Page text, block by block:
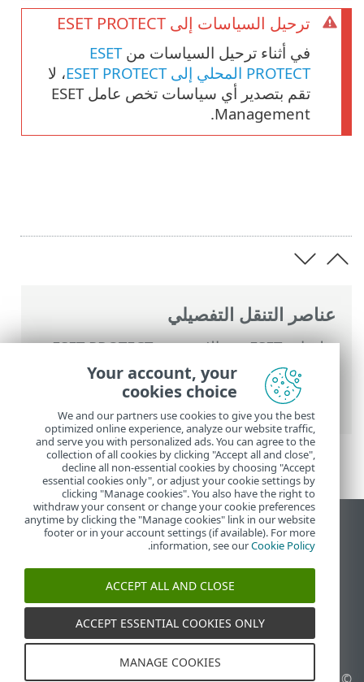
عناصر التنقل التفصيلي
تعليمات ESET عبر الإنترنت >
ESET PROTECT
>
استخدام ‎ESET PROTECT
>القائمة الرئيسية
ESET PROTECT
>التكوين>الإعداد المتقدم
إدارة النُهج
ترحيل السياسات إلى ESET PROTECT
في أثناء ترحيل السياسات منESET
PROTECT المحلي إلى ESET PROTECT
، لا
تقم بتصدير أي سياسات تخص عامل ESET
Management.
عرض موقع سطح المكتب
End of Life
قاعدة معارف ESET
ESET Status Portal
الدعم الإقليمي
Your account, your
cookies choice
We and our partners use cookies to give you the best
optimized online experience, analyze our website traffic,
and serve you with personalized ads. You can agree to the
collection of all cookies by clicking "Accept all and close",
decline all non-essential cookies by choosing "Accept
essential cookies only", or adjust your cookie settings by
clicking "Manage cookies". You also have the right to
withdraw your consent or change your cookie preferences
anytime by clicking the "Manage cookies" link in our website
footer or in your account settings (if available). For more
information, see ourCookie Policy
.
ACCEPT ALL AND CLOSE
ACCEPT ESSENTIAL COOKIES ONLY
MANAGE COOKIES